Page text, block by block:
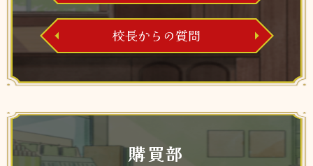
校長からの質問
購買部